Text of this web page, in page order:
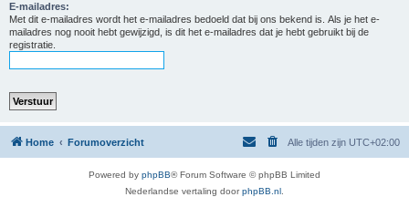
E-mailadres:
Met dit e-mailadres wordt het e-mailadres bedoeld dat bij ons bekend is. Als je het e-
mailadres nog nooit hebt gewijzigd, is dit het e-mailadres dat je hebt gebruikt bij de
registratie.
Home Forumoverzicht Alle tijden zijn UTC+02:00
Powered by phpBB® Forum Software © phpBB Limited
Nederlandse vertaling doorphpBB.nl